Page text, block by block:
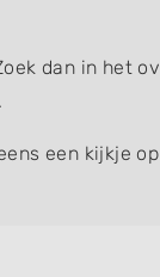
dan in het
een kijkje